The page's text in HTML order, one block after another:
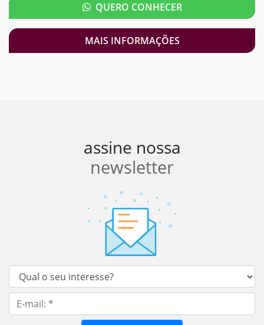
QUERO CONHECER
MAIS INFORMAÇÕES
assine nossa
newsletter